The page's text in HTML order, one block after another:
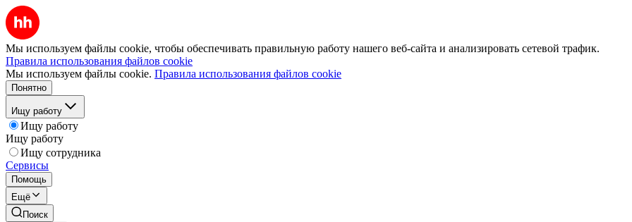
Мы используем файлы cookie, чтобы обеспечивать правильную работу нашего веб-сайта и анализировать сетевой трафик.
Правила использования файлов cookie
Мы используем файлы cookie. Правила использования файлов cookie
Понятно
Ищу работу
Ищу работу
Ищу работу
Ищу сотрудника
Сервисы
Помощь
Ещё
Поиск